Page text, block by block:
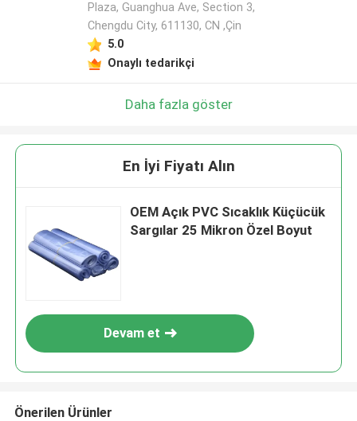
Plaza, Guanghua Ave, Section 3,
Chengdu City, 611130, CN ,Çin
5.0
Onaylı tedarikçi
Daha fazla göster
En İyi Fiyatı Alın
OEM Açık PVC Sıcaklık Küçücük
Sargılar 25 Mikron Özel Boyut
Devam et
Önerilen Ürünler